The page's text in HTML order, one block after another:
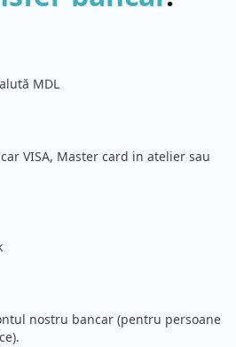
MDL
VISA, Master card in atelier sau
nostru bancar (pentru persoane